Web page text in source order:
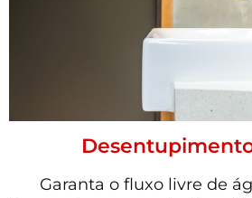
Garanta o fluxo livre de